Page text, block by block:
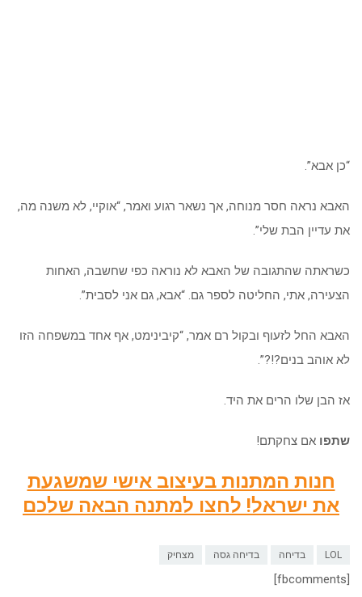
“כן אבא”.
האבא נראה חסר מנוחה, אך נשאר רגוע ואמר, “אוקיי, לא משנה מה,
את עדיין הבת שלי”.
כשראתה שהתגובה של האבא לא נוראה כפי שחשבה, האחות
הצעירה, אתי, החליטה לספר גם. “אבא, גם אני לסבית”.
האבא החל לזעוף ובקול רם אמר, “קיבינימט, אף אחד במשפחה הזו
לא אוהב בנים?!?”.
אז הבן שלו הרים את היד.
שתפו אם צחקתם!
חנות המתנות בעיצוב אישי שמשגעת
את ישראל! לחצו למתנה הבאה שלכם
LOL בדיחה בדיחה גסה מצחיק
[fbcomments]